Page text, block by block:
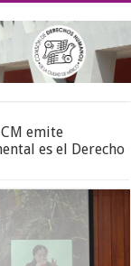
emite
es el Derecho